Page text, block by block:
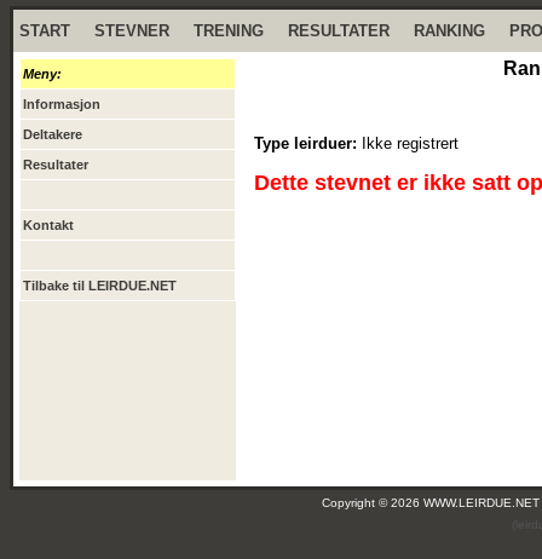
START STEVNER TRENING RESULTATER RANKING
Meny:
Informasjon
Deltakere
Resultater
Kontakt
Tilbake til LEIRDUE.NET
Type leirduer: Ikke registrert
Dette stevnet er ikke satt
Copyright © 2026